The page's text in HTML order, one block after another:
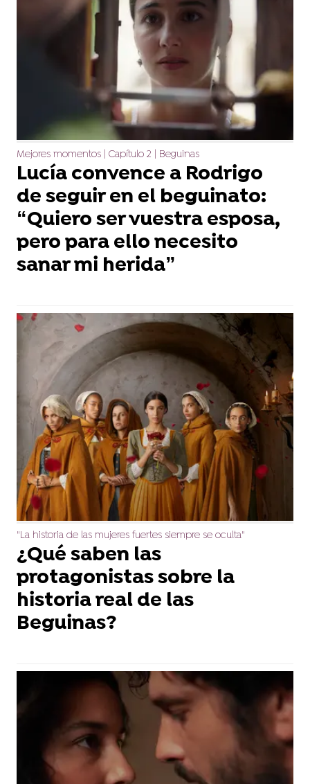
Mejores momentos | Capítulo 2 | Beguinas
Lucía convence a Rodrigo
de seguir en el beguinato:
“Quiero ser vuestra esposa,
pero para ello necesito
sanar mi herida”
"La historia de las mujeres fuertes siempre se oculta"
¿Qué saben las
protagonistas sobre la
historia real de las
Beguinas?